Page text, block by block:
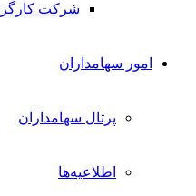
شرکت
امور سهامداران
پرتال سهامداران
اطلاعیه‌ها